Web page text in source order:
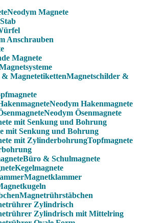
Neodym Magnete
Anschrauben
Magnete
Magnetschilder &
Neodym Hakenmagnete
Neodym Ösenmagnete
mit Senkung und Bohrung
Topfmagnete
Büro & Schulmagnete
Kegelmagnete
Magnetklammer
Magnetrührstäbchen
Zylindrisch
Zylindrisch mit Mittelring